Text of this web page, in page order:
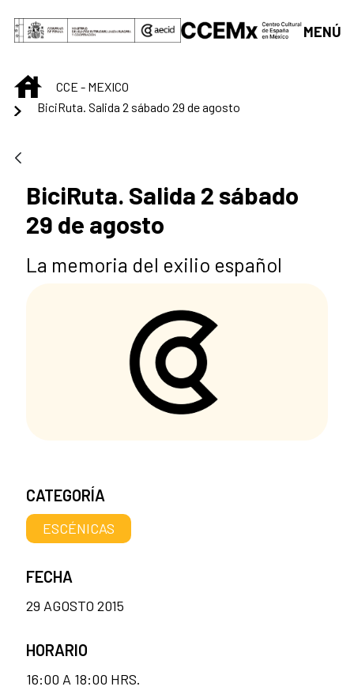
Saltar al contenido principal
MENÚ
INICIOCCE - MEXICO
BiciRuta. Salida 2 sábado 29 de agosto
BiciRuta. Salida 2 sábado
29 de agosto
La memoria del exilio español
CATEGORÍA
ESCÉNICAS
FECHA
29 AGOSTO 2015
HORARIO
16:00 A 18:00 HRS.